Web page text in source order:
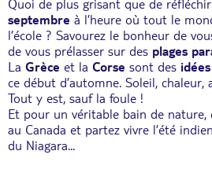
Quoi de plus grisant que de réfléchir
septembre à l’heure où tout le
l’école ? Savourez le bonheur de
de vous prélasser sur des plages
La Grèce et la Corse sont des
ce début d’automne. Soleil, chaleur,
Tout y est, sauf la foule !
Et pour un véritable bain de nature,
au Canada et partez vivre l’été
du Niagara...